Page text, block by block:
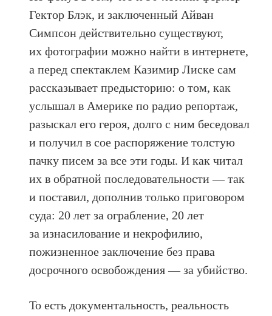
Гектор Блэк, и заключенный Айван
Симпсон действительно существуют,
их фотографии можно найти в интернете,
а перед спектаклем Казимир Лиске сам
рассказывает предысторию: о том, как
услышал в Америке по радио репортаж,
разыскал его героя, долго с ним беседовал
и получил в сое распоряжение толстую
пачку писем за все эти годы. И как читал
их в обратной последовательности — так
и поставил, дополнив только приговором
суда: 20 лет за ограбление, 20 лет
за изнасилование и некрофилию,
пожизненное заключение без права
досрочного освобождения — за убийство.
То есть документальность, реальность